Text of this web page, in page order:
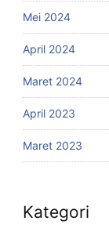
Mei 2024
April 2024
Maret 2024
April 2023
Maret 2023
Kategori